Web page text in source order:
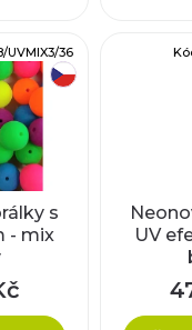
s
- mix
UVMIX3/36
UV